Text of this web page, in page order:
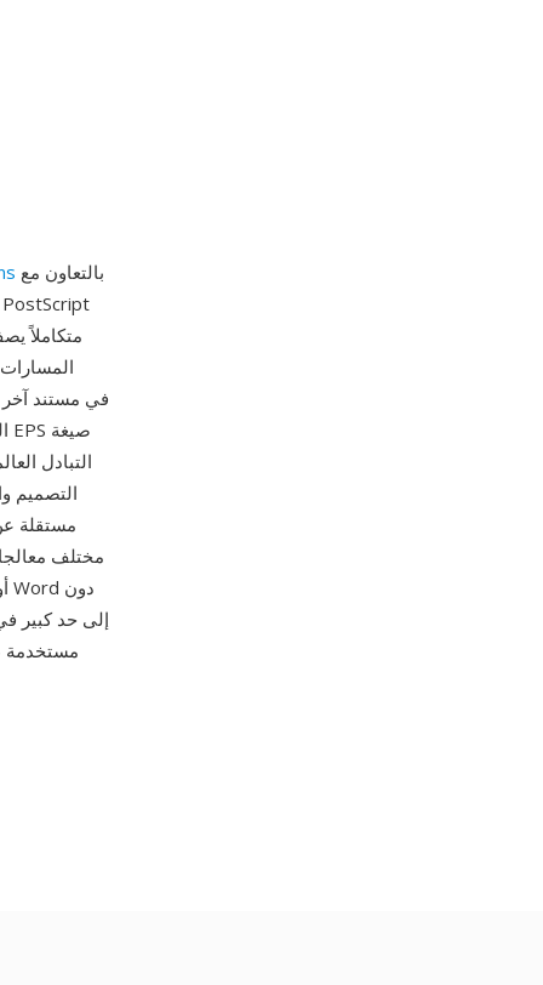
التبادل
التصميم
مختلف
مستخدمة